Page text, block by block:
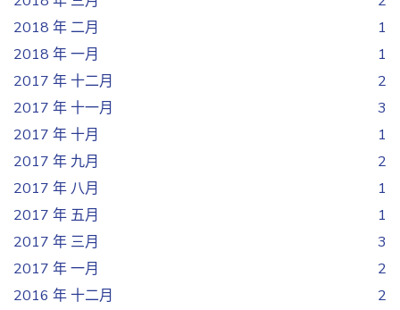
2018 年 二月
1
2018 年 一月
1
2017 年 十二月
2
2017 年 十一月
3
2017 年 十月
1
2017 年 九月
2
2017 年 八月
1
2017 年 五月
1
2017 年 三月
3
2017 年 一月
2
2016 年 十二月
2